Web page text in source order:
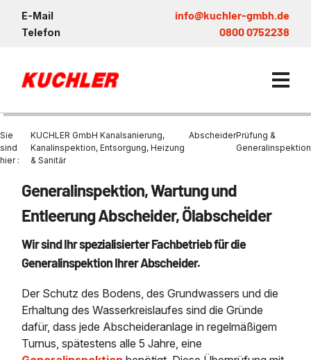
E-Mail info@kuchler-gmbh.de
Telefon 0800 0752238
Kanalsanierung
Großprofilsanierung
Schachtsanierung
GFK - Schachtliner
Kanalreinigung
Kanalinspektion
Entsorgung
Entsorgung und
Bohrschlamm
Entsorgung von
Behandlungsanlage
Entleerung und Reinigung
Regenrückhaltebecken
Abscheider
Entleerung Entsorgung
Wartung und Vollservice
Prüfung &
Sanierung von
Fettabscheider
Entsorgung
Saugbagger / Luftförderanlage
Be- und Entkiesen von
Entleerung von
Faultürmen per
Entleerung und
Saugbagger für Tiefbau
Saugbagger und Pumpen
Heizung / Sanitär
Wärmepumpen Zentrum
Brückenentwässerung
KUCHLER GRUPPE
Nachhaltigkeit & Umwelt
Referenzen
News & Aktuelles
Zertifikate /
Sie
sind
hier :
KUCHLER GmbH Kanalsanierung,
Kanalinspektion, Entsorgung, Heizung
& Sanitär
AbscheiderPrüfung &
Generalinspektion
Generalinspektion, Wartung und
Entleerung Abscheider, Ölabscheider
Wir sind Ihr spezialisierter Fachbetrieb für die
Generalinspektion Ihrer Abscheider.
Der Schutz des Bodens, des Grundwassers und die
Erhaltung des Wasserkreislaufes sind die Gründe
dafür, dass jede Abscheideranlage in regelmäßigem
Turnus, spätestens alle 5 Jahre, eine